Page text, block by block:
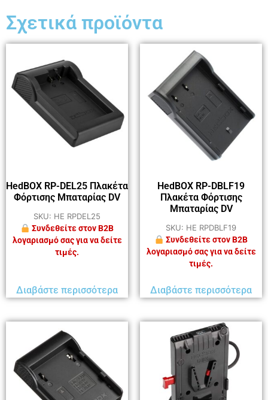
Σχετικά προϊόντα
HedBOX RP-DEL25 Πλακέτα
Φόρτισης Μπαταρίας DV
SKU: HE RPDEL25
Συνδεθείτε στον B2B
λογαριασμό σας για να δείτε
τιμές.
Διαβάστε περισσότερα
HedBOX RP-DBLF19
Πλακέτα Φόρτισης
Μπαταρίας DV
SKU: HE RPDBLF19
Συνδεθείτε στον B2B
λογαριασμό σας για να δείτε
τιμές.
Διαβάστε περισσότερα